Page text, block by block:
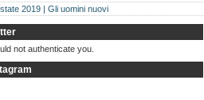
2019 | Gli uomini nuovi
not authenticate you.